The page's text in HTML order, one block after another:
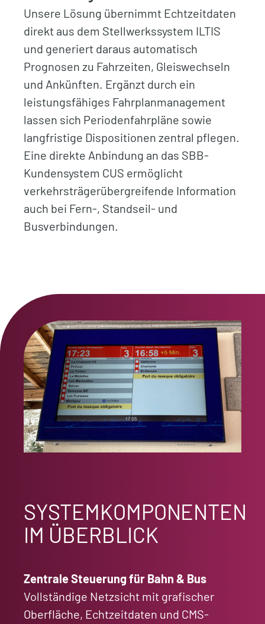
Unsere Lösung übernimmt Echtzeitdaten
direkt aus dem Stellwerkssystem ILTIS
und generiert daraus automatisch
Prognosen zu Fahrzeiten, Gleiswechseln
und Ankünften. Ergänzt durch ein
leistungsfähiges Fahrplanmanagement
lassen sich Periodenfahrpläne sowie
langfristige Dispositionen zentral pflegen.
Eine direkte Anbindung an das SBB-
Kundensystem CUS ermöglicht
verkehrsträgerübergreifende Information
auch bei Fern-, Standseil- und
Busverbindungen.
SYSTEMKOMPONENTEN
IM ÜBERBLICK
Zentrale Steuerung für Bahn & Bus
Vollständige Netzsicht mit grafischer
Oberfläche, Echtzeitdaten und CMS-